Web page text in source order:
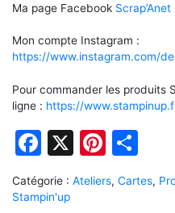
Ma page Facebook Scrap’Anet
Mon compte Instagram :
https://www.instagram.com/
Pour commander les produits
ligne : https://
Facebook
X
Catégorie : Ateliers, Cartes,
Stampin'up